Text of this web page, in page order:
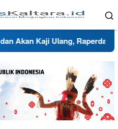
Kaji Ulang, Raperda Wilayah